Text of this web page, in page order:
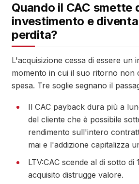
Quando il CAC smette
investimento e
perdita?
L'acquisizione cessa di essere un
momento in cui il suo ritorno non
spesa. Tre soglie segnano il
Il CAC payback dura più a
del cliente che è possibile
rendimento sull'intero
mai e l'addizione capitalizza
LTV:CAC scende al di sotto di
acquisito distrugge valore.